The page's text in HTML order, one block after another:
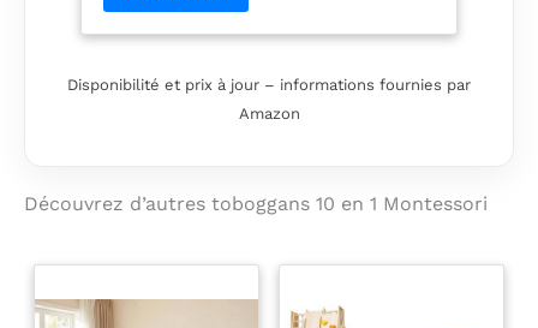
les normes EN 71 (Europe) et ASTM
F963 (USA) — vérifiable via le code de
100% arrondis, surfaces lisses sans
aucune bavure et barres latérales
absorbe efficacement les chocs, idéal
(charge totale maximale de 50kg). 2.
réduit le temps d’écran：Conçu selon
Disponibilité et prix à jour – informations fournies par
Amazon
Découvrez d’autres toboggans 10 en 1 Montessori